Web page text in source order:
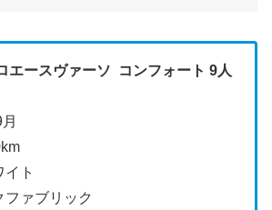
エースヴァーソ コンフォート 9人
ト
ファブリック